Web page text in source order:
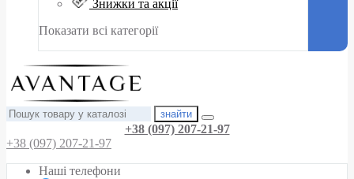
Знижки та акції
Показати всі категорії
знайти
+38 (097) 207-21-97
+38 (097) 207-21-97
Наші телефони